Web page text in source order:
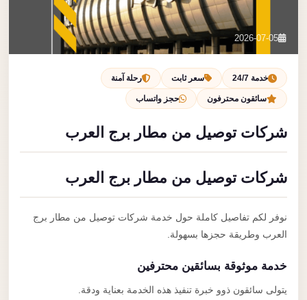
بنا
احجز الآن
2026-07-05
خدمة 24/7 سعر ثابت رحلة آمنة
سائقون محترفون حجز واتساب
شركات توصيل من مطار برج العرب
شركات توصيل من مطار برج العرب
نوفر لكم تفاصيل كاملة حول خدمة شركات توصيل من مطار برج
العرب وطريقة حجزها بسهولة.
خدمة موثوقة بسائقين محترفين
يتولى سائقون ذوو خبرة تنفيذ هذه الخدمة بعناية ودقة.